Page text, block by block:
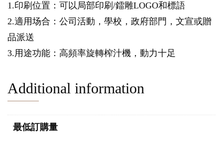
1.印刷位置：可以局部印刷/鐳雕LOGO和標語
2.適用场合：公司活動，學校，政府部門，文宣或贈
品派送
3.用途功能：高頻率旋轉榨汁機，動力十足
Additional information
最低訂購量